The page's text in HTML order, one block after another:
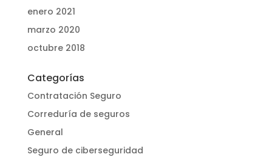
enero 2021
marzo 2020
octubre 2018
Categorías
Contratación Seguro
Correduría de seguros
General
Seguro de ciberseguridad